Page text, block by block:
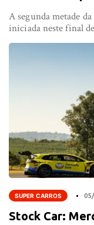
A segunda metade
iniciada neste final
SUPER CARROS
Stock Car: